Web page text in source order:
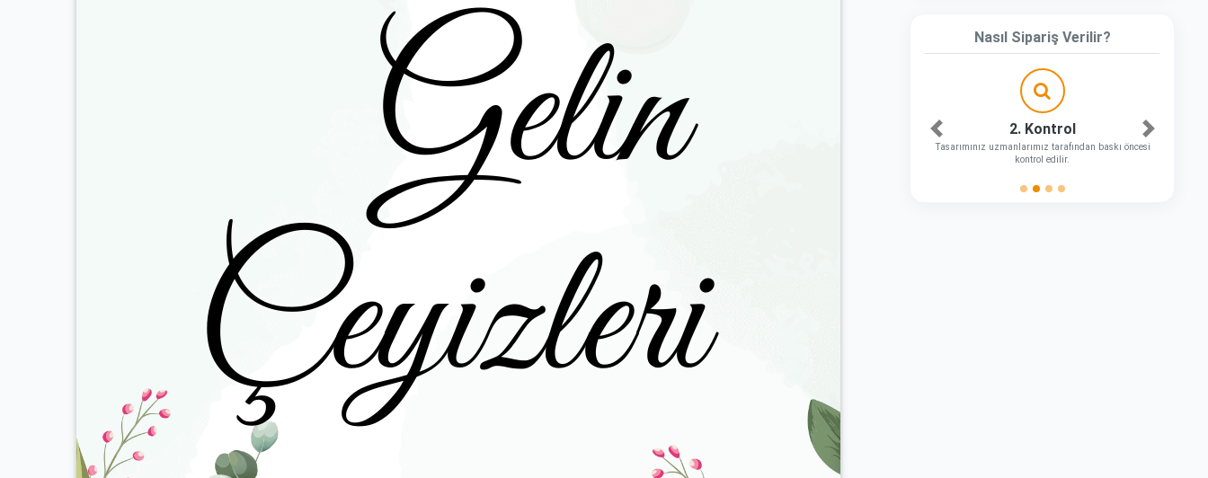
Nasıl Sipariş Verilir?
2. Kontrol
Tasarımınız uzmanlarımız tarafından baskı öncesi
kontrol edilir.
Önceki Sonraki